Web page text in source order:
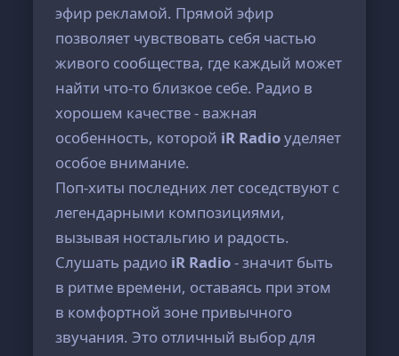
эфир рекламой. Прямой эфир
позволяет чувствовать себя частью
живого сообщества, где каждый может
найти что-то близкое себе. Радио в
хорошем качестве - важная
особенность, которой iR Radioуделяет
особое внимание.
Поп-хиты последних лет соседствуют с
легендарными композициями,
вызывая ностальгию и радость.
Слушать радио iR Radio- значит быть
в ритме времени, оставаясь при этом
в комфортной зоне привычного
звучания. Это отличный выбор для